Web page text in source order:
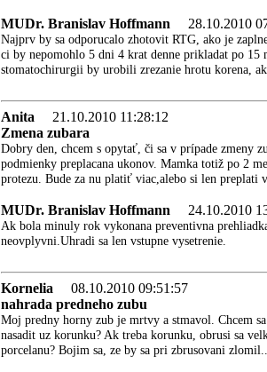
MUDr. Branislav Hoffmann 28.10.2010
Najprv by sa odporucalo zhotovit RTG, ako je
ci by nepomohlo 5 dni 4 krat denne prikladat po
stomatochirurgii by urobili zrezanie hrotu korena,
Anita
21.10.2010 11:28:12
Zmena zubara
Dobry den, chcem s opytať, či sa v prípade zmeny
podmienky preplacana ukonov. Mamka totiž po 2
protezu. Bude za nu platiť viac,alebo si len preplati
MUDr. Branislav Hoffmann 24.10.2010
Ak bola minuly rok vykonana preventivna
neovplyvni.Uhradi sa len vstupne vysetrenie.
Kornelia
08.10.2010 09:51:57
nahrada predneho zubu
Moj predny horny zub je mrtvy a stmavol. Chcem
nasadit uz korunku? Ak treba korunku, obrusi sa
porcelanu? Bojim sa, ze by sa pri zbrusovani